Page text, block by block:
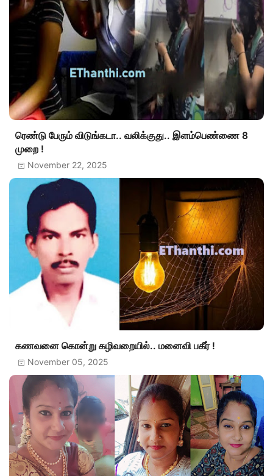
ரெண்டு பேரும் விடுங்கடா.. வலிக்குது.. இளம்பெண்ணை 8
முறை !
November 22, 2025
கணவனை கொன்று கழிவறையில்.. மனைவி பகீர் !
November 05, 2025